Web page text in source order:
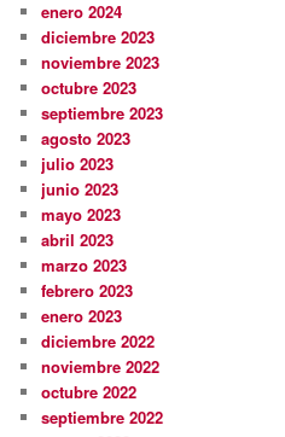
enero 2024
diciembre 2023
noviembre 2023
octubre 2023
septiembre 2023
agosto 2023
julio 2023
junio 2023
mayo 2023
abril 2023
marzo 2023
febrero 2023
enero 2023
diciembre 2022
noviembre 2022
octubre 2022
septiembre 2022